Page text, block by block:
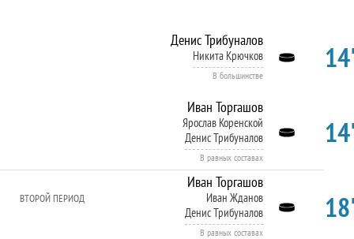
Денис Трибуналов
Никита Крючков
В большинстве
Иван Торгашов
Ярослав Коренской
Денис Трибуналов
В равных составах
ВТОРОЙ ПЕРИОД
Иван Торгашов
Иван Жданов
Денис Трибуналов
В равных составах